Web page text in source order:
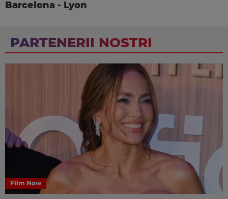
Barcelona - Lyon
PARTENERII NOSTRI
Film Now